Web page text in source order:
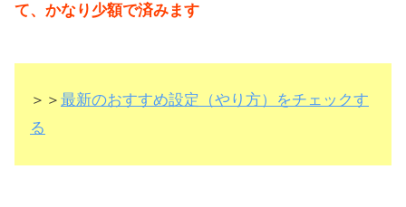
て、かなり少額で済みます
＞＞ 最新のおすすめ設定（やり方）をチェックす
る